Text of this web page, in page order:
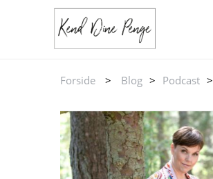
Forside > Blog > Podcast >